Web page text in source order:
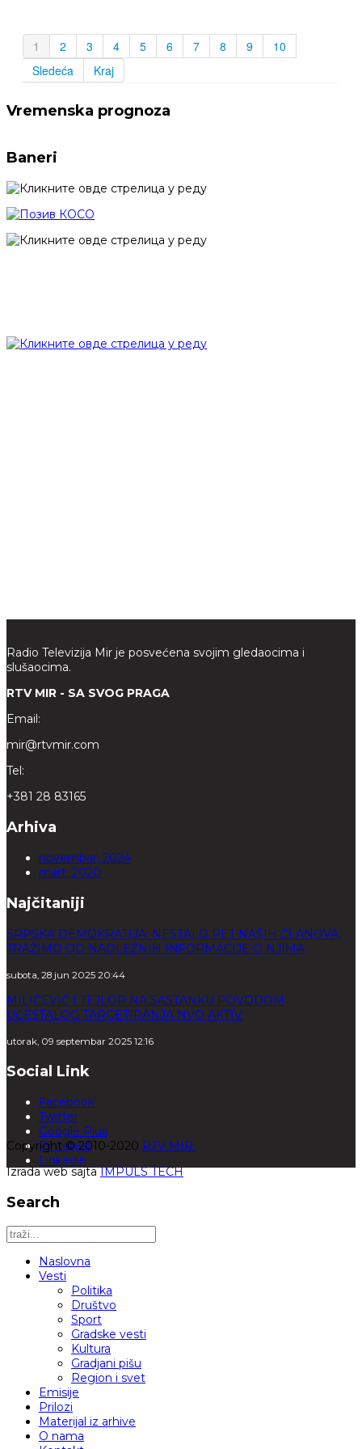
1 2 3 4 5 6 7 8 9
10
Sledeća
Kraj
Vremenska prognoza
Baneri
Radio Televizija Mir je posvećena svojim gledaocima i
slušaocima.
RTV MIR - SA SVOG PRAGA
Email:
mir@rtvmir.com
Tel:
+381 28 83165
Arhiva
novembar, 2024
mart, 2020
Najčitaniji
SRPSKA DEMOKRATIJA: NESTALO PET NAŠIH ČLANOVA,
TRAŽIMO OD NADLEŽNIH INFORMACIJE O NJIMA
subota, 28 jun 2025 20:44
MILIĆEVIĆ I TEJLOR NA SASTANKU POVODOM
UČESTALOG TARGETIRANJA NVO AKTIV
utorak, 09 septembar 2025 12:16
Social Link
Facebook
Twitter
Google Plus
Pinterest
Linkedin
Copyright © 2010-2020 RTV MIR.
Izrada web sajtaIMPULS TECH
Search
Naslovna
Vesti
Politika
Društvo
Sport
Gradske vesti
Kultura
Gradjani pišu
Region i svet
Emisije
Prilozi
Materijal iz arhive
O nama